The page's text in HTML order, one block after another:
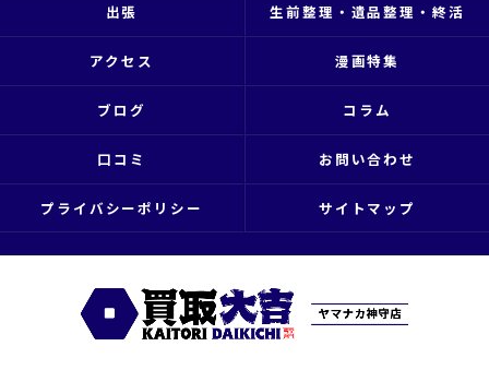
出張 生前整理・遺品整理・終活
アクセス 漫画特集
ブログ コラム
口コミ お問い合わせ
プライバシーポリシー サイトマップ